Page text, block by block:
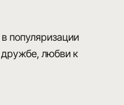
популяризации
дружбе, любви к